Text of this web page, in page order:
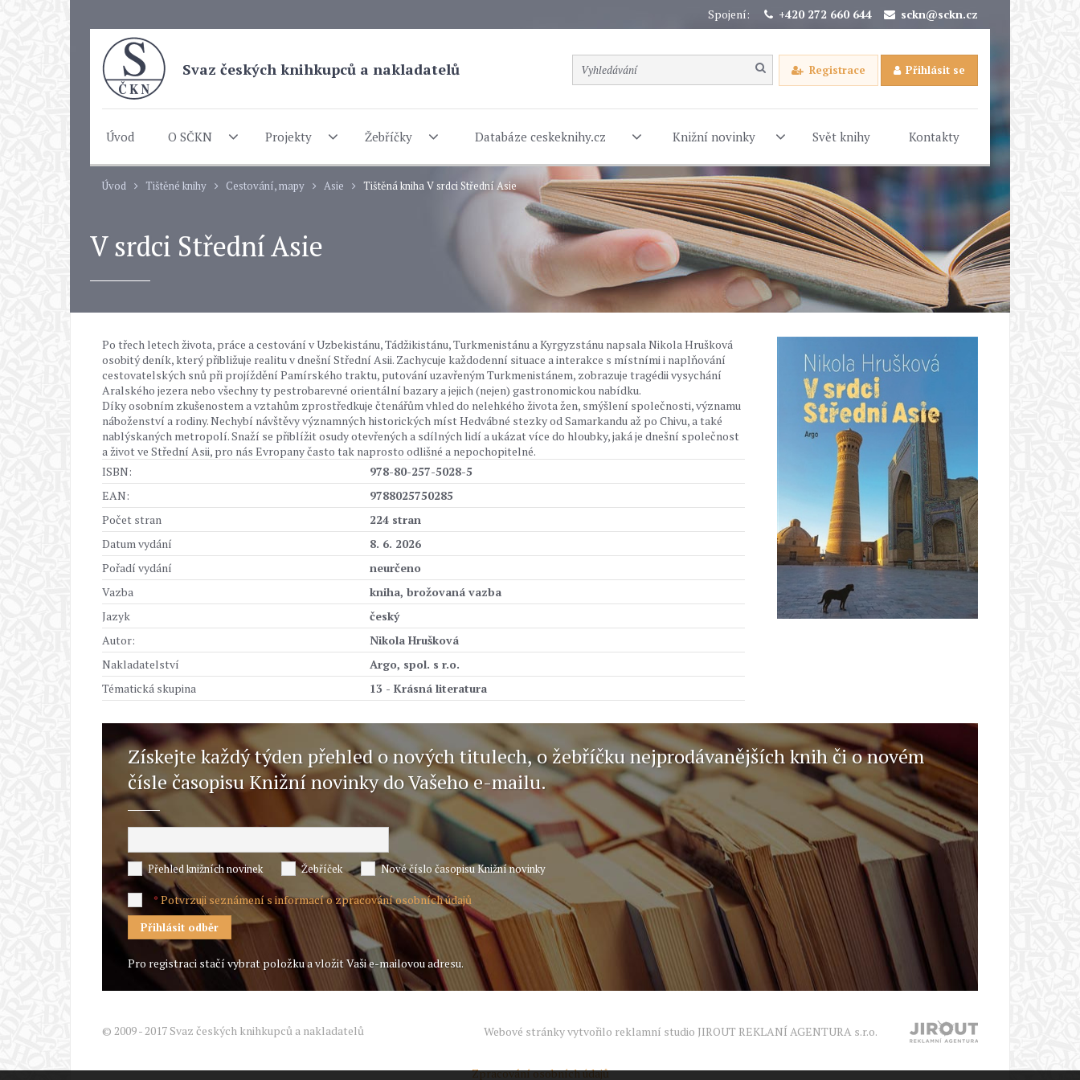
Spojení: +420 272 660 644 sckn@sckn.cz
Svaz českých knihkupců a nakladatelů Registrace Přihlásit se
Úvod O SČKN Projekty Žebříčky Databáze ceskeknihy.cz Knižní novinky Svět knihy Kontakty
Úvod Tištěné knihy Cestování, mapy Asie Tištěná kniha V srdci Střední Asie
V srdci Střední Asie
Po třech letech života, práce a cestování v Uzbekistánu, Tádžikistánu, Turkmenistánu a Kyrgyzstánu napsala Nikola Hrušková
osobitý deník, který přibližuje realitu v dnešní Střední Asii. Zachycuje každodenní situace a interakce s místními i naplňování
cestovatelských snů při projíždění Pamírského traktu, putování uzavřeným Turkmenistánem, zobrazuje tragédii vysychání
Aralského jezera nebo všechny ty pestrobarevné orientální bazary a jejich (nejen) gastronomickou nabídku.
Díky osobním zkušenostem a vztahům zprostředkuje čtenářům vhled do nelehkého života žen, smýšlení společnosti, významu
náboženství a rodiny. Nechybí návštěvy významných historických míst Hedvábné stezky od Samarkandu až po Chivu, a také
nablýskaných metropolí. Snaží se přiblížit osudy otevřených a sdílných lidí a ukázat více do hloubky, jaká je dnešní společnost
a život ve Střední Asii, pro nás Evropany často tak naprosto odlišné a nepochopitelné.
ISBN:
978-80-257-5028-5
EAN:
9788025750285
Počet stran
224 stran
Datum vydání
8. 6. 2026
Pořadí vydání
neurčeno
Vazba
kniha, brožovaná vazba
Jazyk
český
Autor:
Nikola Hrušková
Nakladatelství
Argo, spol. s r.o.
Tématická skupina
13 - Krásná literatura
Získejte každý týden přehled o nových titulech, o žebříčku nejprodávanějších knih či o novém
čísle časopisu Knižní novinky do Vašeho e-mailu.
Přehled knižních novinek Žebříček Nové číslo časopisu Knižní novinky
*Potvrzuji seznámení s informací o zpracování osobních údajů
Pro registraci stačí vybrat položku a vložit Vaši e-mailovou adresu.
© 2009 - 2017 Svaz českých knihkupců a nakladatelů Webové stránky vytvořilo reklamní studio JIROUT REKLANÍ AGENTURA s.r.o.
Zpracování osobních údajů